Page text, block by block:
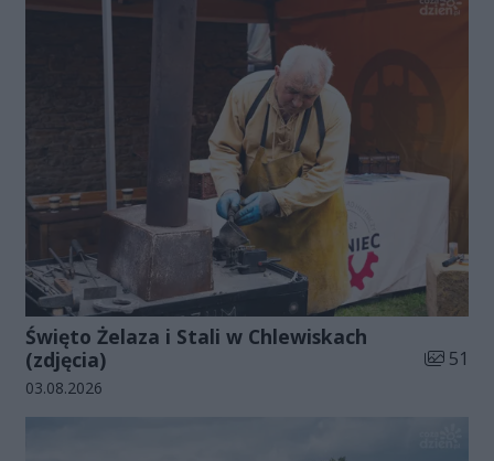
Święto Żelaza i Stali w Chlewiskach
(zdjęcia)
Liczba
51
Data dodania galerii:
03.08.2026